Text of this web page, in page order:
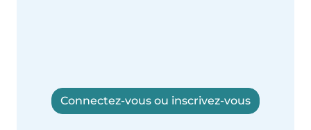
Connectez-vous ou inscrivez-vous